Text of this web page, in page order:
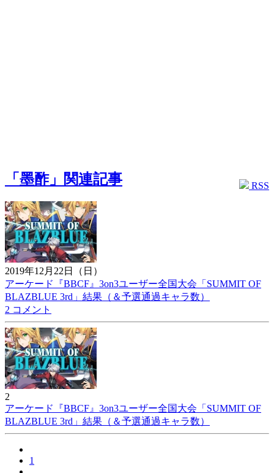
RSS
「墨酢」関連記事
2019年12月22日（日）
アーケード『BBCF』3on3ユーザー全国大会「SUMMIT OF
BLAZBLUE 3rd」結果（＆予選通過キャラ数）
2 コメント
2
アーケード『BBCF』3on3ユーザー全国大会「SUMMIT OF
BLAZBLUE 3rd」結果（＆予選通過キャラ数）
1